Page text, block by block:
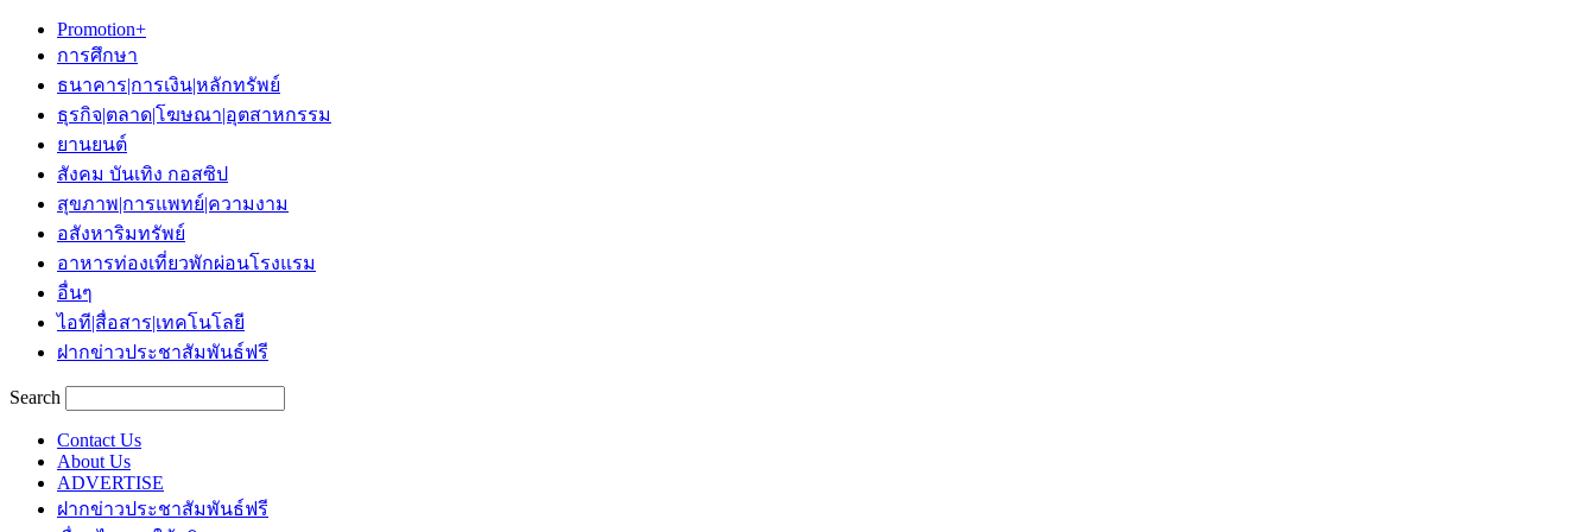
Promotion+
การศึกษา
ธนาคาร|การเงิน|หลักทรัพย์
ธุรกิจ|ตลาด|โฆษณา|อุตสาหกรรม
ยานยนต์
สังคม บันเทิง กอสซิป
สุขภาพ|การแพทย์|ความงาม
อสังหาริมทรัพย์
อาหารท่องเที่ยวพักผ่อนโรงแรม
อื่นๆ
ไอที|สื่อสาร|เทคโนโลยี
ฝากข่าวประชาสัมพันธ์ฟรี
Search
Contact Us
About Us
ADVERTISE
ฝากข่าวประชาสัมพันธ์ฟรี